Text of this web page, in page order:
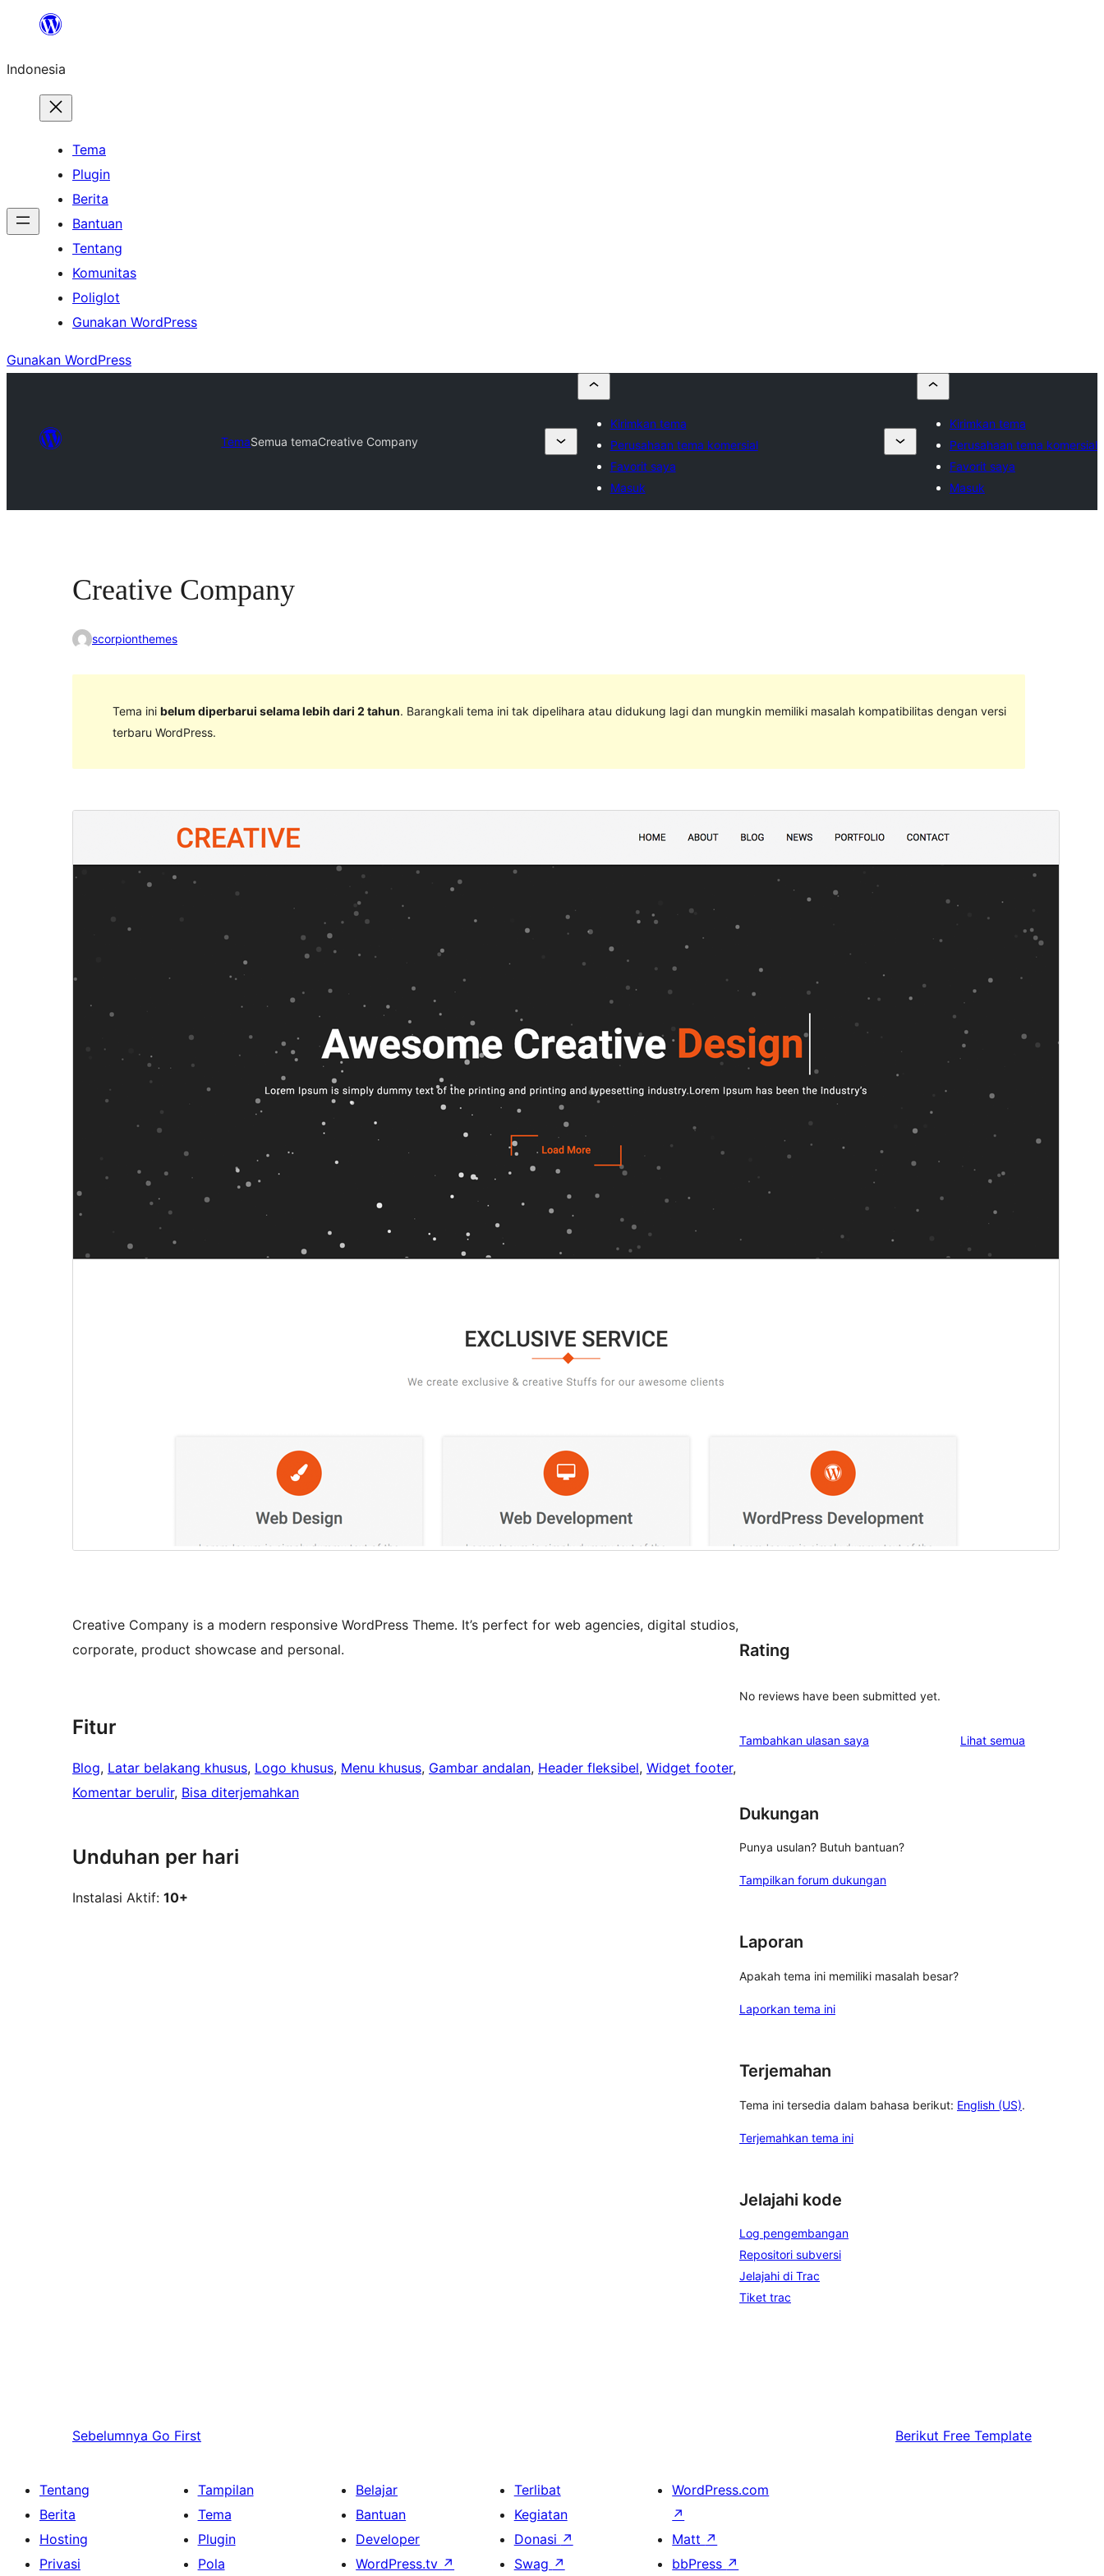
Lewati
konten
Indonesia
Tema
Plugin
Berita
Bantuan
Tentang
Komunitas
Poliglot
Gunakan WordPress
Gunakan WordPress
TemaSemua temaCreative Company
Kirimkan tema
Perusahaan tema komersial
Favorit saya
Masuk
Kirimkan tema
Perusahaan tema komersial
Favorit saya
Masuk
Creative Company
scorpionthemes
Tema ini belum diperbarui selama lebih dari 2 tahun. Barangkali tema ini tak dipelihara atau didukung lagi dan mungkin memiliki masalah kompatibilitas dengan versi
terbaru WordPress.
Instalasi aktif
Creative Company is a modern responsive WordPress Theme. It’s perfect for web agencies, digital studios,
corporate, product showcase and personal.
Fitur
Blog, Latar belakang khusus, Logo khusus, Menu khusus, Gambar andalan, Header fleksibel, Widget footer
Komentar berulir, Bisa diterjemahkan
Unduhan per hari
Instalasi Aktif: 10+
Rating
No reviews have been submitted yet.
Tambahkan ulasan saya Lihat semua
Dukungan
Punya usulan? Butuh bantuan?
Tampilkan forum dukungan
Laporan
Apakah tema ini memiliki masalah besar?
Laporkan tema ini
Terjemahan
Tema ini tersedia dalam bahasa berikut: English (US).
Terjemahkan tema ini
Jelajahi kode
Log pengembangan
Repositori subversi
Jelajahi di Trac
Tiket trac
Sebelumnya Go First Berikut Free Template
Tentang
Berita
Hosting
Privasi
Tampilan
Tema
Plugin
Pola
Belajar
Bantuan
Developer
WordPress.tv ↗
Terlibat
Kegiatan
Donasi ↗
Swag ↗
WordPress.com
↗
Matt ↗
bbPress ↗